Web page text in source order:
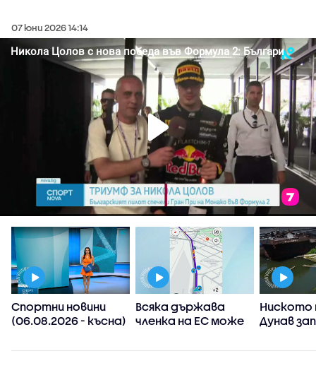
07 юни 2026 14:14
Спортни новини
(06.08.2026 - късна)
Всяка държава
членка на ЕС може
ограничи
Ниското
Дунав